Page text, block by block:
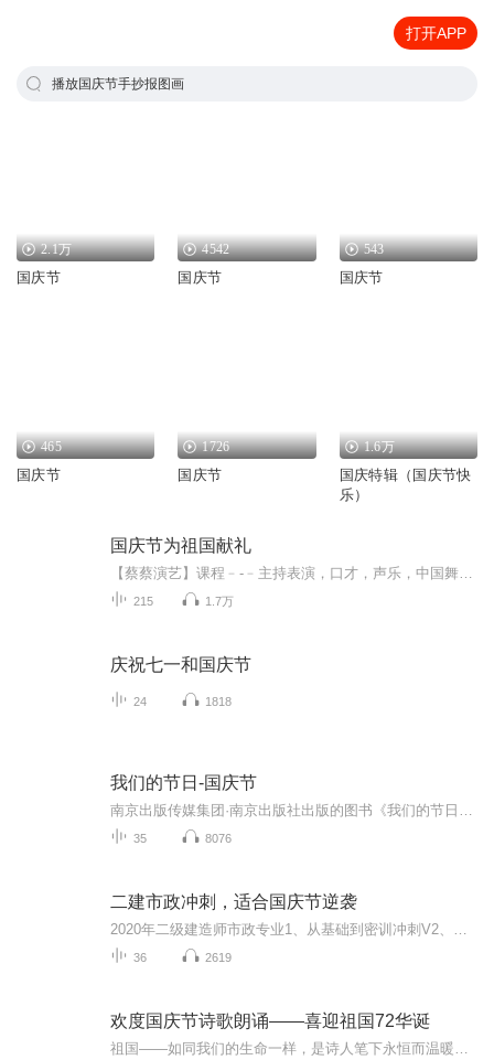
打开APP
播放国庆节手抄报图画
2.1万
国庆节
4542
国庆节
543
国庆节
465
国庆节
1726
国庆节
1.6万
国庆特辑（国庆节快
乐）
国庆节为祖国献礼
215 1.7万
庆祝七一和国庆节
24 1818
我们的节日-国庆节
35 8076
二建市政冲刺，适合国庆节逆袭
36 2619
欢度国庆节诗歌朗诵——喜迎祖国72华诞